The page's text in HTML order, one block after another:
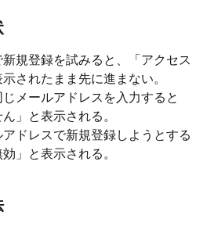
規登録を試みると、「アクセス
されたまま先に進まない。
メールアドレスを入力すると
」と表示される。
ドレスで新規登録しようとする
」と表示される。